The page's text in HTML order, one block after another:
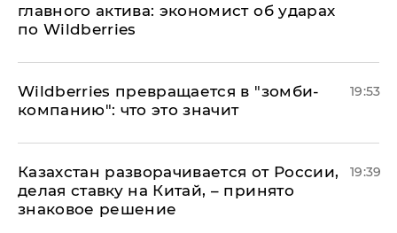
главного актива: экономист об ударах
по Wildberries
Wildberries превращается в "зомби-
компанию": что это значит
19:53
Казахстан разворачивается от России,
делая ставку на Китай, – принято
знаковое решение
19:39